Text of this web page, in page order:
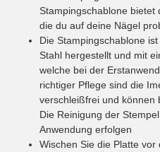
Stampingschablone bietet
die du auf deine Nägel
Die Stampingschablone
Stahl hergestellt und mit
welche bei der
richtiger Pflege sind die
verschleißfrei und können
Die Reinigung der
Anwendung erfolgen
Wischen Sie die Platte